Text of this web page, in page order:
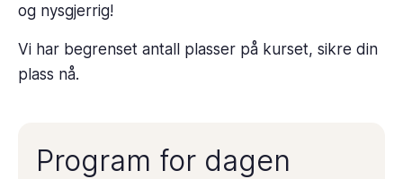
og nysgjerrig!
Vi har begrenset antall plasser på kurset, sikre din
plass nå.
Program for dagen